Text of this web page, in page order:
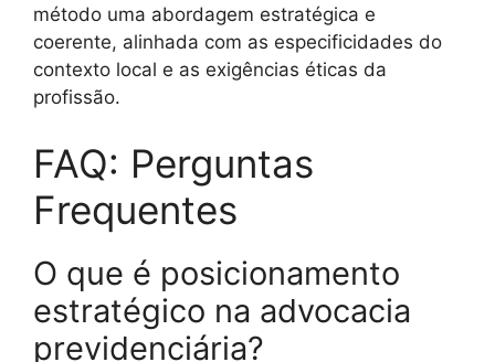
método uma abordagem estratégica e
coerente, alinhada com as especificidades do
contexto local e as exigências éticas da
profissão.
FAQ: Perguntas
Frequentes
O que é posicionamento
estratégico na advocacia
previdenciária?